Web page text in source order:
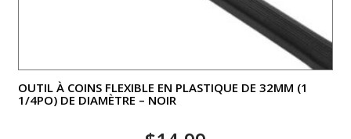
OUTIL À COINS FLEXIBLE EN PLASTIQUE DE 32MM (1
1/4PO) DE DIAMÈTRE – NOIR